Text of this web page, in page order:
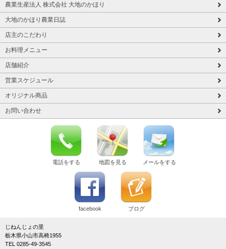
農業生産法人 株式会社 大地のかほり
大地のかほり農業日誌
店主のこだわり
お料理メニュー
店舗紹介
営業スケジュール
オリジナル商品
お問い合わせ
電話をする 地図を見る メールをする
facebook ブログ
じねんじょの里
栃木県小山市高椅1955
TEL 0285-49-3545